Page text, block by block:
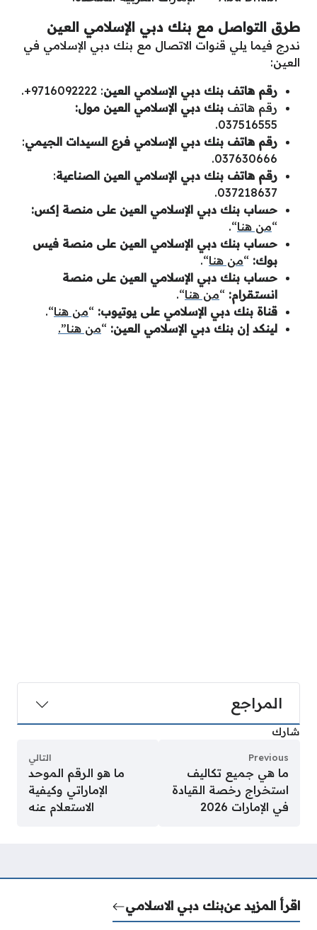
طرق التواصل مع بنك دبي الإسلامي العين
ندرج فيما يلي قنوات الاتصال مع بنك دبي الإسلامي في
العين:
رقم هاتف بنك دبي الإسلامي العين: 9716092222+.
رقم هاتف بنك دبي الإسلامي العين مول:
037516555.
رقم هاتف بنك دبي الإسلامي فرع السيدات الجيمي:
037630666.
رقم هاتف بنك دبي الإسلامي العين الصناعية:
037218637.
حساب بنك دبي الإسلامي العين على منصة إكس:
“من هنا“.
حساب بنك دبي الإسلامي العين على منصة فيس
بوك: “من هنا“.
حساب بنك دبي الإسلامي العين على منصة
انستقرام: “من هنا“.
قناة بنك دبي الإسلامي على يوتيوب:
“من هنا“.
لينكد إن بنك دبي الإسلامي العين:
“من هنا”.
المراجع
شارك
Previous
ما هي جميع تكاليف
استخراج رخصة القيادة
في الإمارات 2026
التالي
ما هو الرقم الموحد
الإماراتي وكيفية
الاستعلام عنه
اقرأ المزيد عنبنك دبي الاسلامي